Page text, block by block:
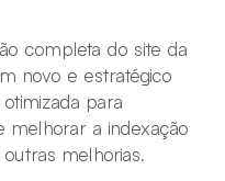
completa do site da
novo e estratégico
para
melhorar a indexação
melhorias.